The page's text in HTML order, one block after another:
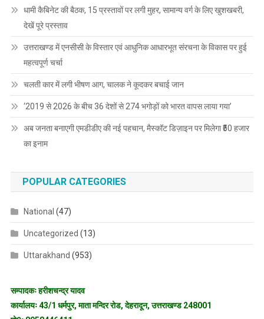
धामी कैबिनेट की बैठक, 15 प्रस्तावों पर लगी मुहर, सामान्य वर्ग के लिए खुशखबरी,
देखें पूरे प्रस्ताव
उत्तराखण्ड में एनसीसी के विस्तार एवं आधुनिक आधारभूत संरचना के विकास पर हुई
महत्वपूर्ण चर्चा
चलती कार में लगी भीषण आग, चालक ने कूदकर बचाई जान
‘2019 से 2026 के बीच 36 देशों से 274 भगोड़ों को भारत वापस लाया गया’
अब जनता बनाएगी एमडीडीए की नई पहचान, मैस्कॉट डिज़ाइन पर मिलेगा ₹50 हजार
का इनाम
POPULAR CATEGORIES
National (47)
Uncategorized (13)
Uttarakhand (953)
सम्पादकः हरीशचन्द्र यादव
कार्यालयः 43/1 धर्मपुर, माता मन्दिर रोड, देहरादून, उत्तराखण्ड 248001